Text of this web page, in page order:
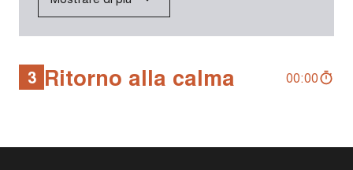
3 Ritorno alla calma 00:00